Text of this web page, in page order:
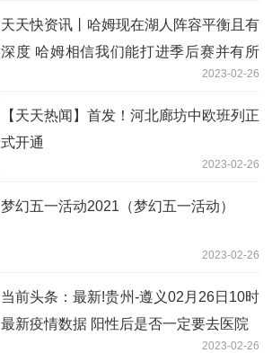
天天快资讯丨哈姆现在湖人阵容平衡且有
深度 哈姆相信我们能打进季后赛并有所
建树必须对我们的球队有信心(今日/头条)
2023-02-26
【天天热闻】首发！河北廊坊中欧班列正
式开通
2023-02-26
梦幻五一活动2021（梦幻五一活动）
2023-02-26
当前头条：最新!贵州-遵义02月26日10时
最新疫情数据 阳性后是否一定要去医院
2023-02-26